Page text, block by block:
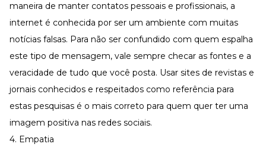
maneira de manter contatos pessoais e profissionais, a
internet é conhecida por ser um ambiente com muitas
notícias falsas. Para não ser confundido com quem espalha
este tipo de mensagem, vale sempre checar as fontes e a
veracidade de tudo que você posta. Usar sites de revistas e
jornais conhecidos e respeitados como referência para
estas pesquisas é o mais correto para quem quer ter uma
imagem positiva nas redes sociais.
4. Empatia